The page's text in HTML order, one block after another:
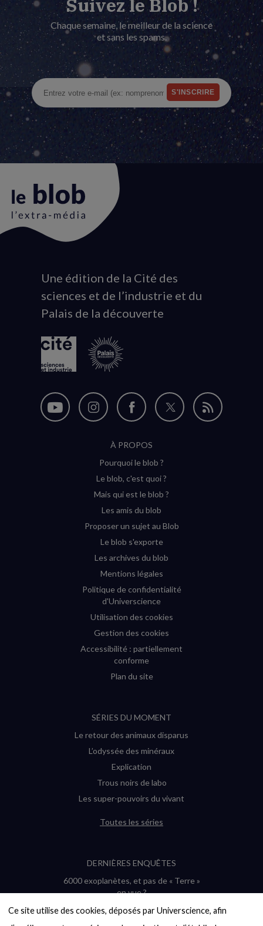
Ce site utilise des cookies, déposés par Universcience, afin
Suivez le Blob !
Chaque semaine, le meilleur de la science
et sans les spams.
Animation
du
logo
Une édition de la Cité des
sciences et de l’industrie et du
Palais de la découverte
Nous
Nous
Instagram
(nouvelle
Nous
sur
Facebook
(nouvelle
Nous
Flux
À PROPOS
Pourquoi le blob ?
Le blob, c'est quoi ?
Mais qui est le blob ?
Les amis du blob
Proposer un sujet au Blob
Le blob s'exporte
Les archives du blob
Mentions légales
Politique de confidentialité
d'Universcience
Utilisation des cookies
Gestion des cookies
Accessibilité : partiellement
conforme
Plan du site
SÉRIES DU MOMENT
Le retour des animaux disparus
L’odyssée des minéraux
Explication
Trous noirs de labo
Les super-pouvoirs du vivant
Toutes les séries
DERNIÈRES ENQUÊTES
6000 exoplanètes, et pas de « Terre »
en vue ?
Quel avenir pour les cryptos ?
Un loup préhistorique ressuscité ? La